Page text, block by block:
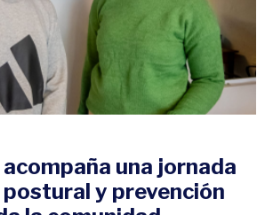
una jornada
y prevención